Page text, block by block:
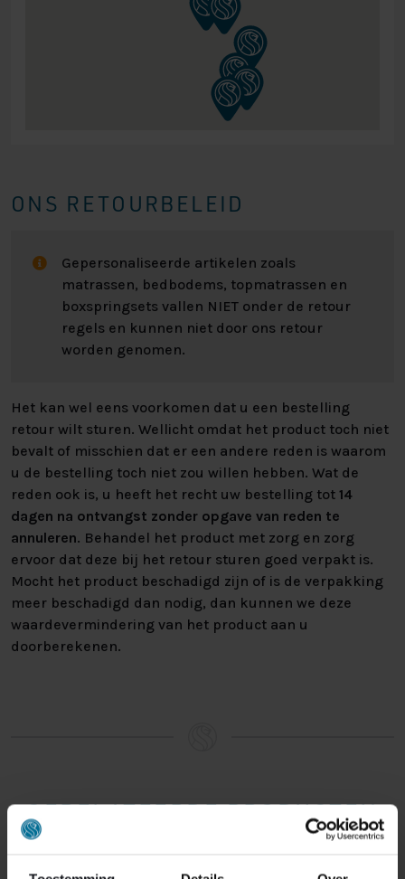
ONS RETOURBELEID
Gepersonaliseerde artikelen zoals
matrassen, bedbodems, topmatrassen en
boxspringsets vallen NIET onder de retour
regels en kunnen niet door ons retour
worden genomen.
Het kan wel eens voorkomen dat u een bestelling
retour wilt sturen. Wellicht omdat het product toch niet
bevalt of misschien dat er een andere reden is waarom
u de bestelling toch niet zou willen hebben. Wat de
reden ook is, u heeft het recht uw bestelling tot 14
dagen na ontvangst zonder opgave van reden te
annuleren. Behandel het product met zorg en zorg
ervoor dat deze bij het retour sturen goed verpakt is.
Mocht het product beschadigd zijn of is de verpakking
meer beschadigd dan nodig, dan kunnen we deze
waardevermindering van het product aan u
doorberekenen.
GERELATEERDE PRODUCTEN